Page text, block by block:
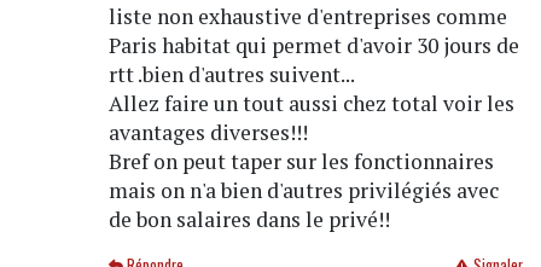
liste non exhaustive d'entreprises comme
Paris habitat qui permet d'avoir 30 jours de
rtt .bien d'autres suivent...
Allez faire un tout aussi chez total voir les
avantages diverses!!!
Bref on peut taper sur les fonctionnaires
mais on n'a bien d'autres privilégiés avec
de bon salaires dans le privé!!